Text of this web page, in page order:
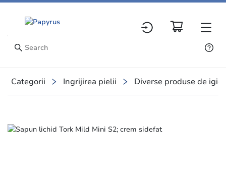
Categorii Ingrijirea pielii Diverse produse de
Slide 1 of 6